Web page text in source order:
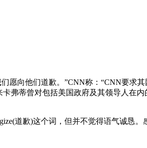
向他们道歉。”CNN称：“CNN要求其
弗蒂曾对包括美国政府及其领导人在
道歉)这个词，但并不觉得语气诚恳。